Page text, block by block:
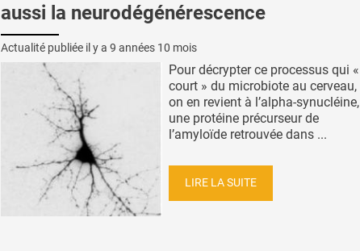
aussi la neurodégénérescence
Actualité publiée il y a 9 années 10 mois
Pour décrypter ce processus qui «
court » du microbiote au cerveau,
on en revient à l’alpha-synucléine,
une protéine précurseur de
l’amyloïde retrouvée dans ...
LIRE LA SUITE